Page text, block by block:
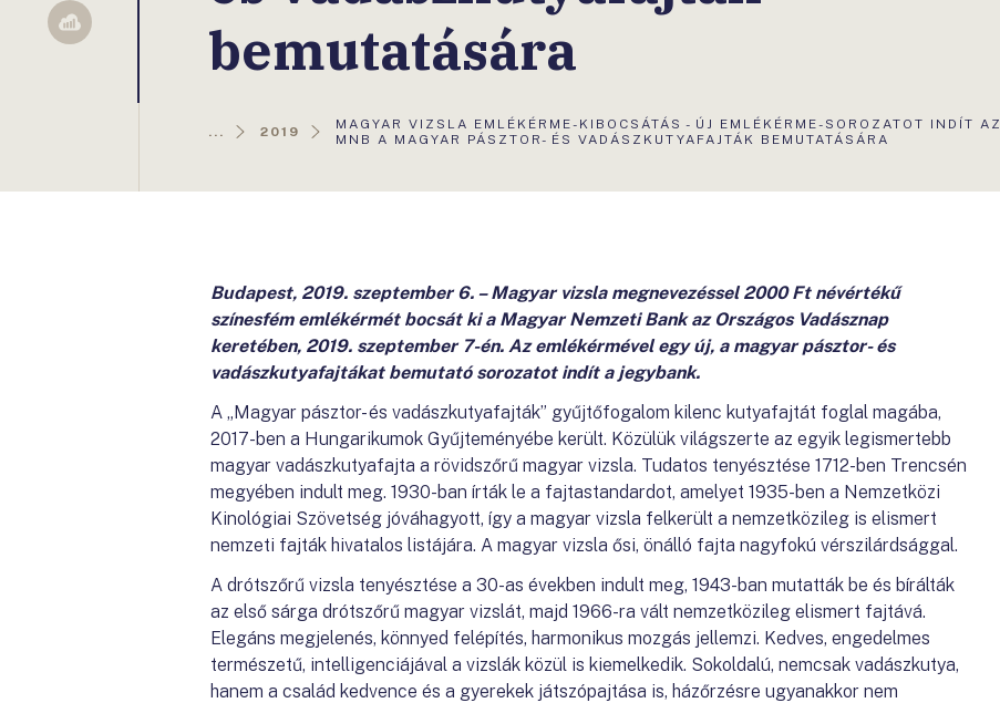
Sellsy
bemutatására
... 2019
AKTUÁLIS
OLDAL:
MAGYAR VIZSLA EMLÉKÉRME-KIBOCSÁTÁS - ÚJ EMLÉKÉRME-SOROZATOT INDÍT AZ
MNB A MAGYAR PÁSZTOR- ÉS VADÁSZKUTYAFAJTÁK BEMUTATÁSÁRA
Budapest, 2019. szeptember 6. – Magyar vizsla megnevezéssel 2000 Ft névértékű
színesfém emlékérmét bocsát ki a Magyar Nemzeti Bank az Országos Vadásznap
keretében, 2019. szeptember 7-én. Az emlékérmével egy új, a magyar pásztor- és
vadászkutyafajtákat bemutató sorozatot indít a jegybank.
A „Magyar pásztor- és vadászkutyafajták” gyűjtőfogalom kilenc kutyafajtát foglal magába,
2017-ben a Hungarikumok Gyűjteményébe került. Közülük világszerte az egyik legismertebb
magyar vadászkutyafajta a rövidszőrű magyar vizsla. Tudatos tenyésztése 1712-ben Trencsén
megyében indult meg. 1930-ban írták le a fajtastandardot, amelyet 1935-ben a Nemzetközi
Kinológiai Szövetség jóváhagyott, így a magyar vizsla felkerült a nemzetközileg is elismert
nemzeti fajták hivatalos listájára. A magyar vizsla ősi, önálló fajta nagyfokú vérszilárdsággal.
A drótszőrű vizsla tenyésztése a 30-as években indult meg, 1943-ban mutatták be és bírálták
az első sárga drótszőrű magyar vizslát, majd 1966-ra vált nemzetközileg elismert fajtává.
Elegáns megjelenés, könnyed felépítés, harmonikus mozgás jellemzi. Kedves, engedelmes
természetű, intelligenciájával a vizslák közül is kiemelkedik. Sokoldalú, nemcsak vadászkutya,
hanem a család kedvence és a gyerekek játszópajtása is, házőrzésre ugyanakkor nem